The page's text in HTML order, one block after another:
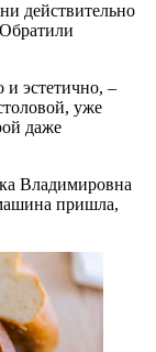
действительно
эстетично, –
уже
даже
Владимировна
пришла,